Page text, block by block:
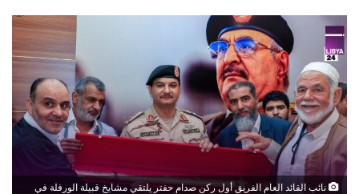
نائب القائد العام الفريق أول ركن صدام حفتر يلتقي مشايخ قبيلة الورفلة في